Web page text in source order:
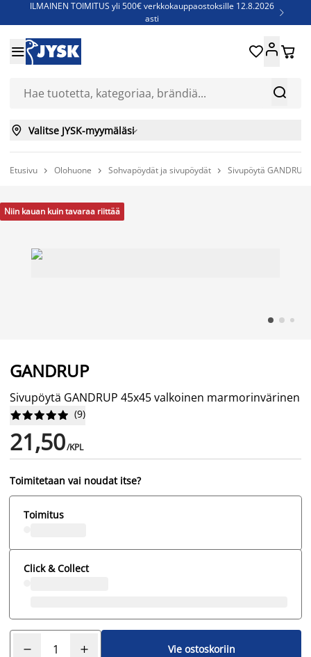
ILMAINEN TOIMITUS yli 500€ verkkokauppaostoksille 12.8.2026
asti

Jenkkisänkyjä - Säästä jopa 60%


 
 Valitse JYSK-myymäläsi
Etusivu  Olohuone  Sohvapöydät ja sivupöydät  Sivupöytä
Niin kauan kuin tavaraa riittää
GANDRUP
Sivupöytä GANDRUP 45x45 valkoinen marmorinvärinen





 (9)
21,50/KPL
Toimitetaan vai noudat itse?
Toimitus
Click & Collect
Vie ostoskoriin